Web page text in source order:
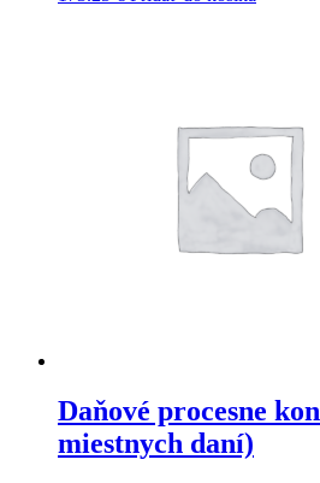
Daňové procesne
miestnych daní)